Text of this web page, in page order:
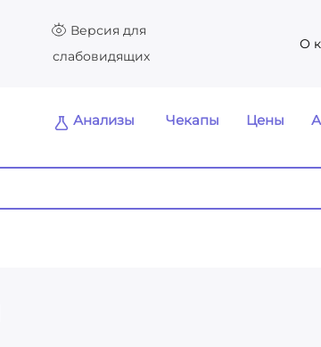
Версия для
слабовидящих
О
Анализы Чекапы Цены